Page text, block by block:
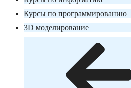
Курсы по программированию
3D моделирование